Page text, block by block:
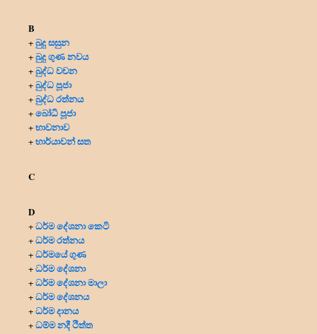
B
+බුදු සසුන
+බුදු ගුණ නවය
+බුද්ධ වචන
+බුද්ධ පූජා
+බුද්ධ රත්නය
+බෝධි පූජා
+භාවනාව
+භාර්යාවන් සත
C
D
+ධර්ම දේශනා කෙටි
+ධර්ම රත්නය
+ධර්මයේ ගුණ
+ධර්ම දේශනා
+ධර්ම දේශනා මාලා
+ධර්ම දේශනය
+ධර්ම දානය
+ධම්ම නදී ථිත්ත